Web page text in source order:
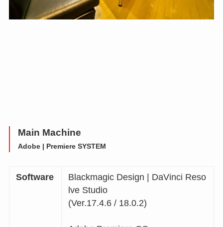
Main Machine
Adobe | Premiere SYSTEM
Software
Blackmagic Design | DaVinci Reso
lve Studio
(Ver.17.4.6 / 18.0.2)